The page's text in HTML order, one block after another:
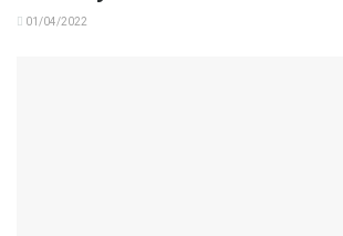
01/04/2022